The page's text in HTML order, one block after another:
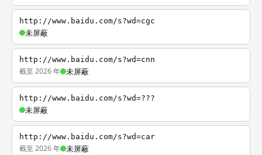
http://www.baidu.com/s?wd=cgc
未屏蔽
http://www.baidu.com/s?wd=cnn
截至 2026 年 未屏蔽
http://www.baidu.com/s?wd=???
未屏蔽
http://www.baidu.com/s?wd=car
截至 2026 年 未屏蔽